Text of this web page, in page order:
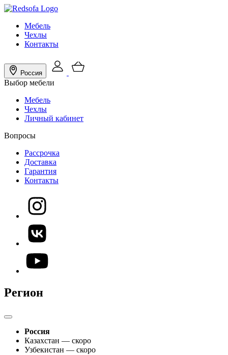
Мебель
Чехлы
Контакты
Россия
Выбор мебели
Мебель
Чехлы
Личный кабинет
Вопросы
Рассрочка
Доставка
Гарантия
Контакты
Регион
Россия
Казахстан — скоро
Узбекистан — скоро